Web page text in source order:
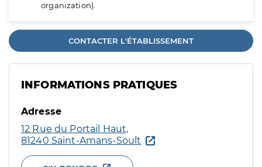
organization).
CONTACTER L'ÉTABLISSEMENT
INFORMATIONS PRATIQUES
Adresse
12 Rue du Portail Haut,
81240 Saint-Amans-Soult